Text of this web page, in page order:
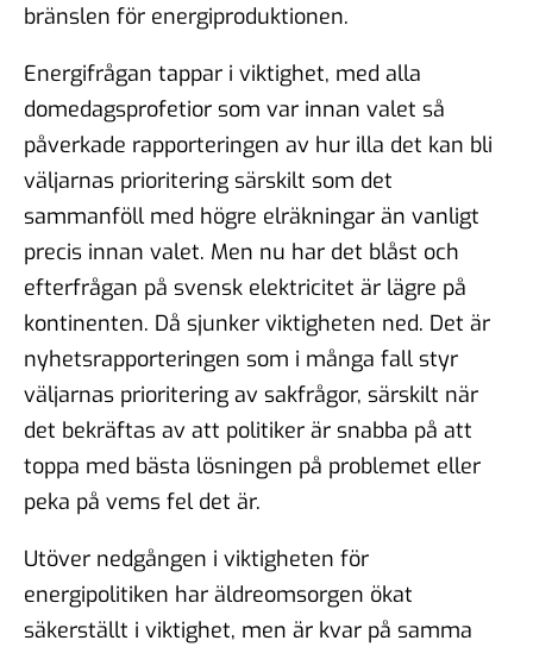
bränslen för energiproduktionen.
Energifrågan tappar i viktighet, med alla
domedagsprofetior som var innan valet så
påverkade rapporteringen av hur illa det kan bli
väljarnas prioritering särskilt som det
sammanföll med högre elräkningar än vanligt
precis innan valet. Men nu har det blåst och
efterfrågan på svensk elektricitet är lägre på
kontinenten. Då sjunker viktigheten ned. Det är
nyhetsrapporteringen som i många fall styr
väljarnas prioritering av sakfrågor, särskilt när
det bekräftas av att politiker är snabba på att
toppa med bästa lösningen på problemet eller
peka på vems fel det är.
Utöver nedgången i viktigheten för
energipolitiken har äldreomsorgen ökat
säkerställt i viktighet, men är kvar på samma